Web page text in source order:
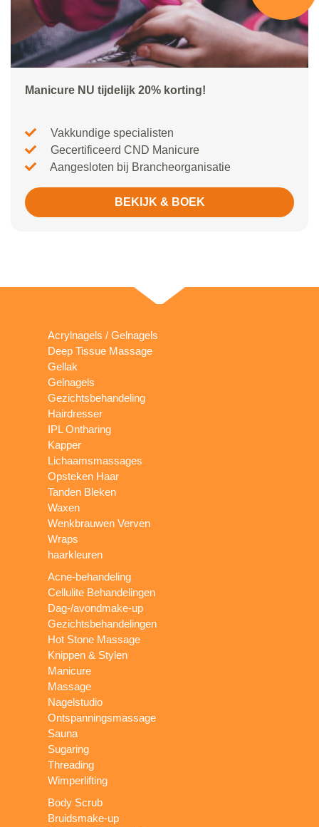
Manicure NU tijdelijk 20% korting!
Vakkundige specialisten
Gecertificeerd CND Manicure
Aangesloten bij Brancheorganisatie
BEKIJK & BOEK
Acrylnagels / Gelnagels
Deep Tissue Massage
Gellak
Gelnagels
Gezichtsbehandeling
Hairdresser
IPL Ontharing
Kapper
Lichaamsmassages
Opsteken Haar
Tanden Bleken
Waxen
Wenkbrauwen Verven
Wraps
haarkleuren
Acne-behandeling
Cellulite Behandelingen
Dag-/avondmake-up
Gezichtsbehandelingen
Hot Stone Massage
Knippen & Stylen
Manicure
Massage
Nagelstudio
Ontspanningsmassage
Sauna
Sugaring
Threading
Wimperlifting
Body Scrub
Bruidsmake-up